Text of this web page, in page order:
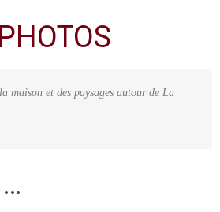
maison et des paysages autour de La